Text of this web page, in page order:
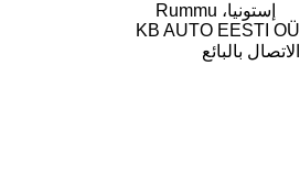
إستونيا، Rummu
KB AUTO EESTI OÜ
الاتصال بالبائع